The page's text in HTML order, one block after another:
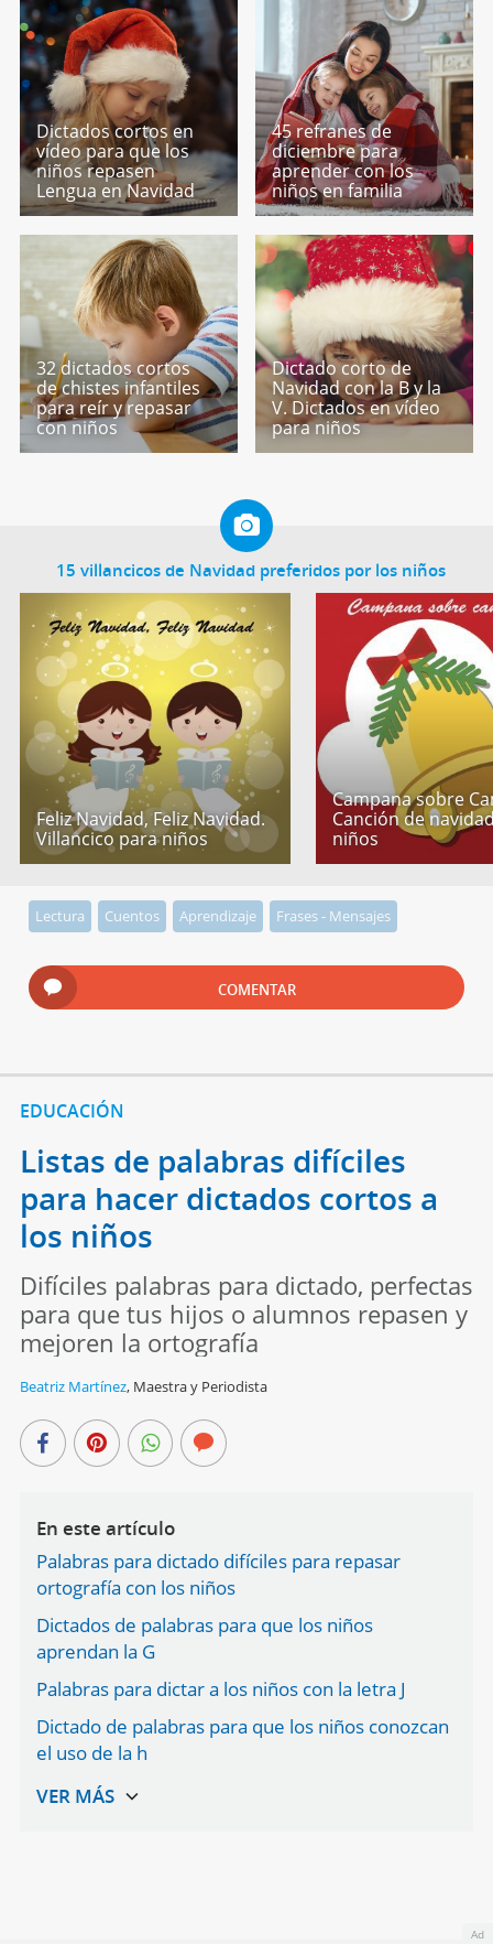
Dictados cortos en
vídeo para que los
niños repasen
Lengua en Navidad
45 refranes de
diciembre para
aprender con los
niños en familia
32 dictados cortos
de chistes infantiles
para reír y repasar
con niños
Dictado corto de
Navidad con la B y la
V. Dictados en vídeo
para niños
15 villancicos de Navidad preferidos por los niños
Feliz Navidad, Feliz Navidad.
Villancico para niños
Campana sobre
Canción de
niños
Lectura Cuentos Aprendizaje Frases - Mensajes
COMENTAR
EDUCACIÓN
Listas de palabras difíciles
para hacer dictados cortos a
los niños
Difíciles palabras para dictado, perfectas
para que tus hijos o alumnos repasen y
mejoren la ortografía
Beatriz Martínez, Maestra y Periodista
En este artículo
Palabras para dictado difíciles para repasar
ortografía con los niños
Dictados de palabras para que los niños
aprendan la G
Palabras para dictar a los niños con la letra J
Dictado de palabras para que los niños conozcan
el uso de la h
Ad